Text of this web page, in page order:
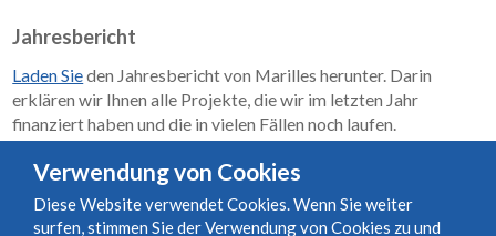
Jahresbericht
Laden Sieden Jahresbericht von Marilles herunter. Darin
erklären wir Ihnen alle Projekte, die wir im letzten Jahr
finanziert haben und die in vielen Fällen noch laufen.
Wirkungsbericht 2018–2023
Verwendung von Cookies
Diese Website verwendet Cookies. Wenn Sie weiter
surfen, stimmen Sie der Verwendung von Cookies zu und